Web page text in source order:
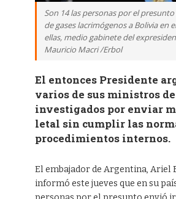
Son 14 las personas por el
de gases lacrimógenos a Bolivia en
ellas, medio gabinete del
Mauricio Macri /Erbol
El entonces Presidente
varios de sus ministros de
investigados por enviar
letal sin cumplir las
procedimientos internos.
El embajador de Argentina, Ariel
informó este jueves que en su